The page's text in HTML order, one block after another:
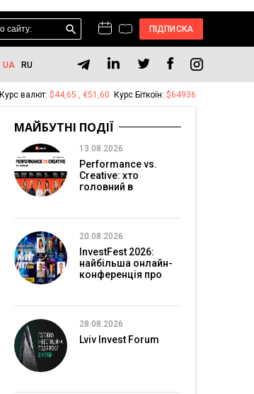
ПІДПИСКА
UA RU
Курс валют: $44,65 , €51,60 Курс Біткоїн: $64936
МАЙБУТНІ ПОДІЇ
13.08.2026
Performance vs.
Creative: хто
головний в
20.08.2026
InvestFest 2026:
найбільша онлайн-
конференція про
28.08.2026
Lviv Invest Forum